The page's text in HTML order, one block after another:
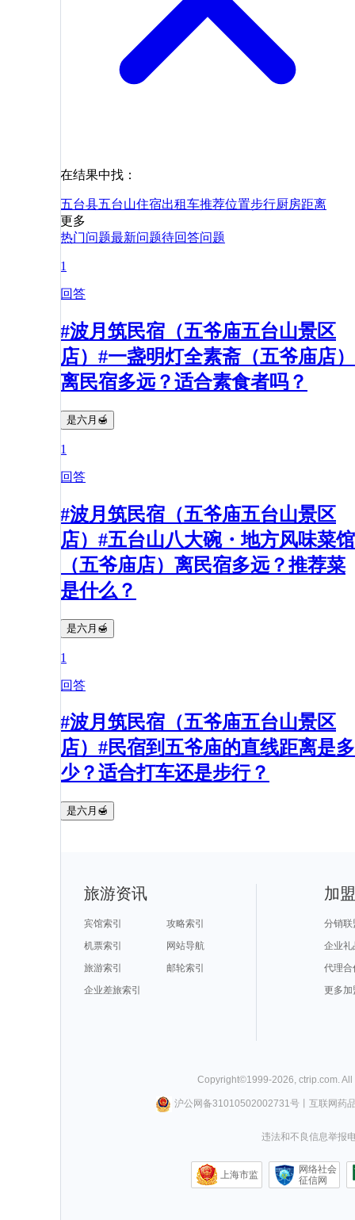
在结果中找：
五台县五台山住宿出租车推荐位置步行厨房距离
更多
热门问题最新问题待回答问题
1
回答
#波月筑民宿（五爷庙五台山景区
店）#一盏明灯全素斋（五爷庙店）
离民宿多远？适合素食者吗？
是六月🍯
1
回答
#波月筑民宿（五爷庙五台山景区
店）#五台山八大碗・地方风味菜馆
（五爷庙店）离民宿多远？推荐菜
是什么？
是六月🍯
1
回答
#波月筑民宿（五爷庙五台山景区
店）#民宿到五爷庙的直线距离是多
少？适合打车还是步行？
是六月🍯
旅游资讯
宾馆索引
攻略索引
机票索引
网站导航
旅游索引
邮轮索引
企业差旅索引
加
分销联
企业礼
代理合
更多加
Copyright©1999-2026, ctrip.com.
沪公网备31010502002731号丨 互联网药
违法和不良信息举报
上海市监
网络社会
征信网